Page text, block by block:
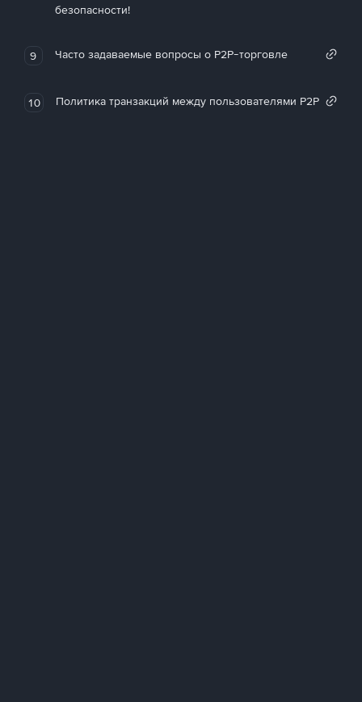
безопасности!
9 Часто задаваемые вопросы о P2P-торговле
10 Политика транзакций между пользователями P2P